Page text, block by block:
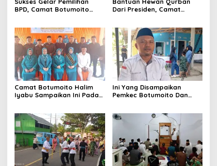
BPD, Camat Botumoito
Dari Presiden, Camat
Camat Botumoito Halim
Iyabu Sampaikan Ini Pada
Ini Yang Disampaikan
Pemkec Botumoito Dan